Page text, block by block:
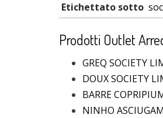
Etichettato sotto
Prodotti Outlet
GREQ SOCIETY
DOUX SOCIETY
BARRE
NINHO